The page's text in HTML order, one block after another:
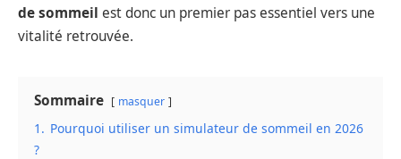
de sommeil est donc un premier pas essentiel vers une
vitalité retrouvée.
Sommaire masquer
1. Pourquoi utiliser un simulateur de sommeil en 2026
?